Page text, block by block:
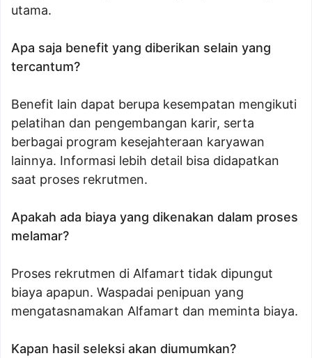
utama.
Apa saja benefit yang diberikan selain yang
tercantum?
Benefit lain dapat berupa kesempatan mengikuti
pelatihan dan pengembangan karir, serta
berbagai program kesejahteraan karyawan
lainnya. Informasi lebih detail bisa didapatkan
saat proses rekrutmen.
Apakah ada biaya yang dikenakan dalam proses
melamar?
Proses rekrutmen di Alfamart tidak dipungut
biaya apapun. Waspadai penipuan yang
mengatasnamakan Alfamart dan meminta biaya.
Kapan hasil seleksi akan diumumkan?